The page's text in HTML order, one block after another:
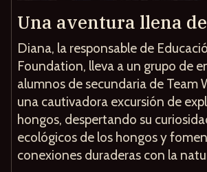
Una aventura llena
Diana, la responsable de
Foundation, lleva a un grupo de
alumnos de secundaria de Team
una cautivadora excursión de
hongos, despertando su
ecológicos de los hongos y
conexiones duraderas con la